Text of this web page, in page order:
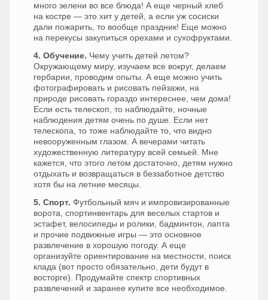
много зелени во все блюда! А еще черный хлеб
на костре — это хит у детей, а если уж сосиски
дали пожарить, то вообще праздник! Еще можно
на перекусы закупиться орехами и сухофруктами.
4. Обучение. Чему учить детей летом?
Окружающему миру, изучаем все вокруг, делаем
гербарии, проводим опыты. А еще можно учить
фотографировать и рисовать пейзажи, на
природе рисовать гораздо интереснее, чем дома!
Если есть телескоп, то наблюдайте, ночные
наблюдения детям очень по душе. Если нет
телескопа, то тоже наблюдайте то, что видно
невооруженным глазом. А вечерами читать
художественную литературу всей семьей. Мне
кажется, что этого летом достаточно, детям нужно
отдыхать и возвращаться в беззаботное детство
хотя бы на летние месяцы.
5. Спорт. Футбольный мяч и импровизированные
ворота, спортинвентарь для веселых стартов и
эстафет, велосипеды и ролики, бадминтон, лапта
и прочие подвижные игры — это основное
развлечение в хорошую погоду. А еще
организуйте ориентирование на местности, поиск
клада (вот просто обязательно, дети будут в
восторге). Продумайте спектр спортивных
развлечений и заранее купите все необходимое.